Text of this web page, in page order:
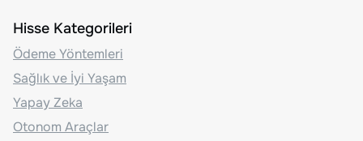
Hisse Kategorileri
Ödeme Yöntemleri
Sağlık ve İyi Yaşam
Yapay Zeka
Otonom Araçlar